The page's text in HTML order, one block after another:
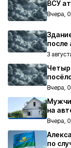
ВСУ
Вчера,
после
3
Вчера,
на
Вчера,
по